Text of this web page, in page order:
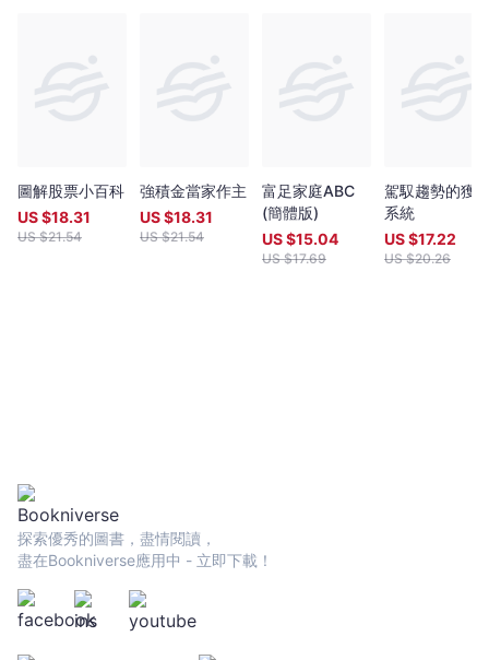
圖解股票小百科
US $18.31
US $21.54
強積金當家作主
US $18.31
US $21.54
富足家庭ABC
(簡體版)
US $15.04
US $17.69
駕馭趨勢的獲
系統
US $17.22
US $20.26
探索優秀的圖書，盡情閱讀，
盡在Bookniverse應用中 - 立即下載！